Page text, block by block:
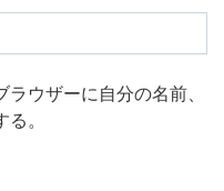
ウザーに自分の名前、
。